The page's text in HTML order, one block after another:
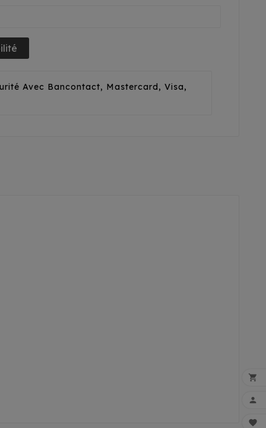
Avec Bancontact, Mastercard, Visa,


